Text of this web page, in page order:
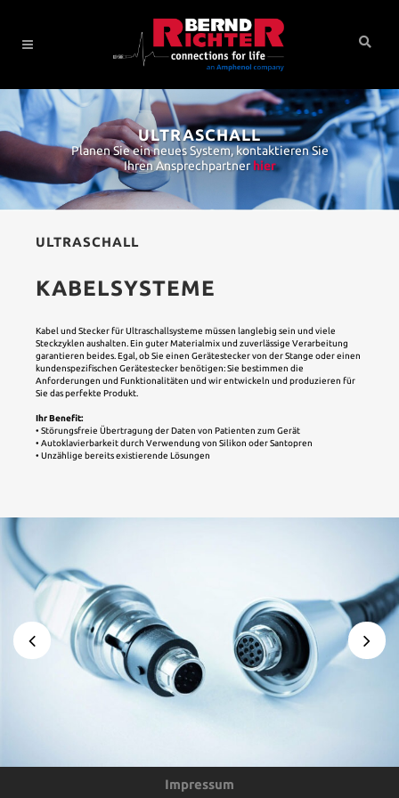
ULTRASCHALL
Planen Sie ein neues System, kontaktieren Sie
Ihren Ansprechpartnerhier
ULTRASCHALL
KABELSYSTEME
Kabel und Stecker für Ultraschallsysteme müssen langlebig sein und viele
Steckzyklen aushalten. Ein guter Materialmix und zuverlässige Verarbeitung
garantieren beides. Egal, ob Sie einen Gerätestecker von der Stange oder einen
kundenspezifischen Gerätestecker benötigen: Sie bestimmen die
Anforderungen und Funktionalitäten und wir entwickeln und produzieren für
Sie das perfekte Produkt.
Ihr Benefit:
• Störungsfreie Übertragung der Daten von Patienten zum Gerät
• Autoklavierbarkeit durch Verwendung von Silikon oder Santopren
• Unzählige bereits existierende Lösungen
Impressum